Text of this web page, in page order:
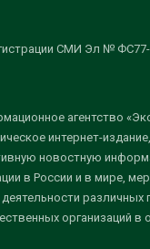
СМИ Эл №
агентство
интернет-
новостную
в России и в мире,
различных
организаций в